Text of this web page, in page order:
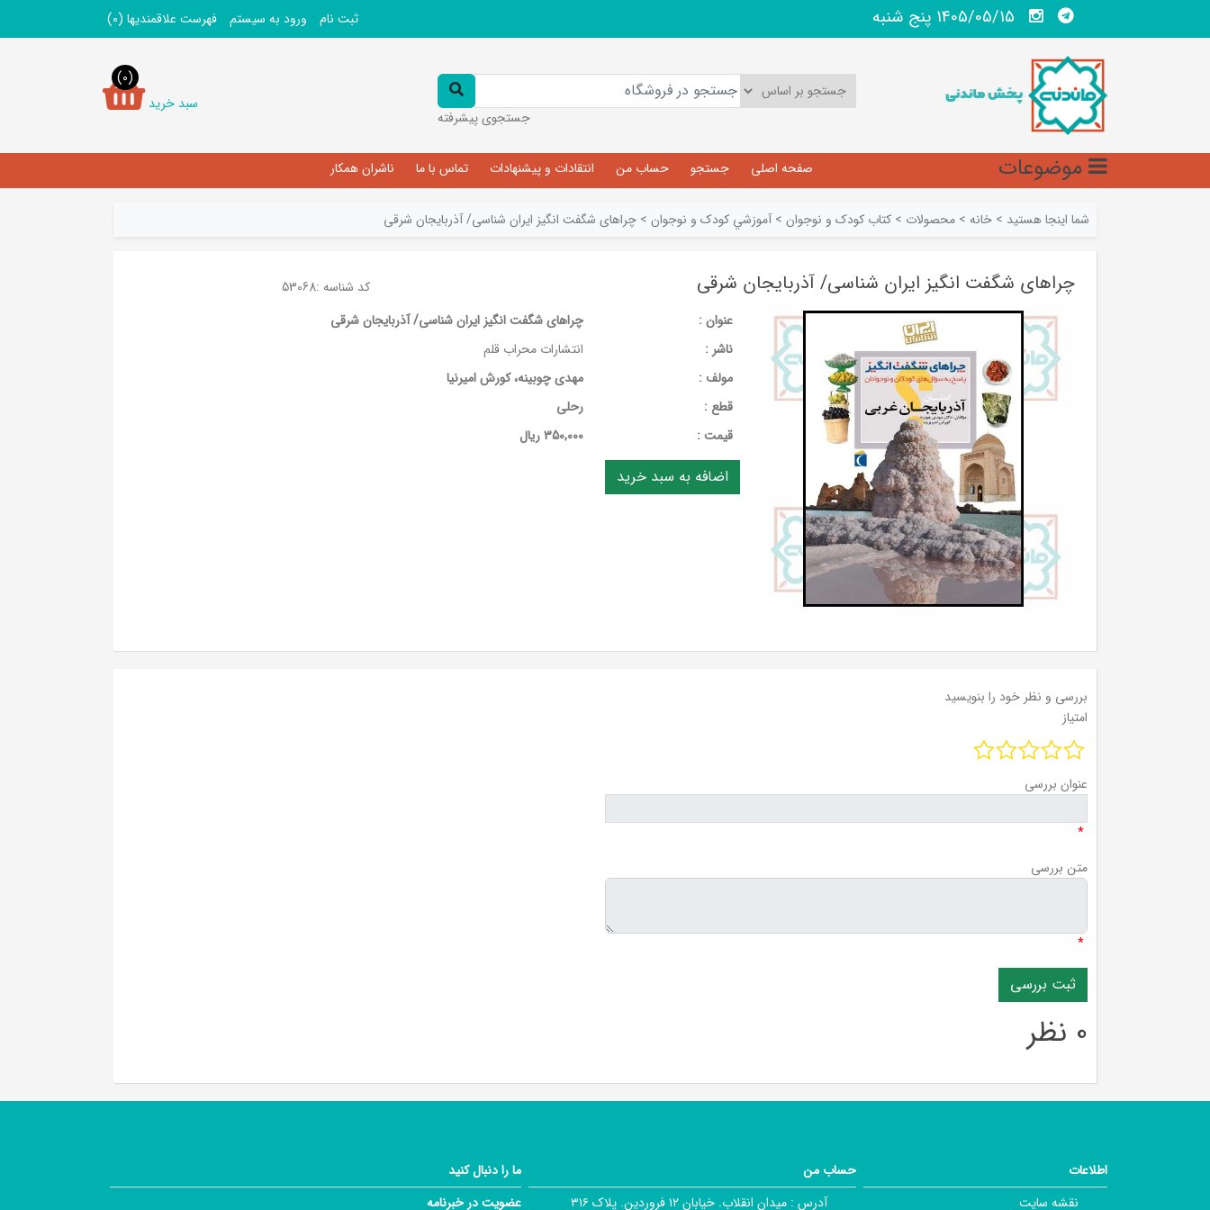
1405/05/15 پنج شنبه ثبت نام ورود به سیستم فهرست علاقمندیها (0)
جستجوی پیشرفته
سبد خرید
(0)
موضوعات صفحه اصلی جستجو حساب من انتقادات و پیشنهادات تماس با ما ناشران همکار
شما اینجا هستید > خانه > محصولات > کتاب کودک و نوجوان > آموزشي کودک و نوجوان > چراهای شگفت انگیز ایران شناسی/ آذربایجان شرقی
چراهای شگفت انگیز ایران شناسی/ آذربایجان شرقی کد شناسه :53068
عنوان :
چراهای شگفت انگیز ایران شناسی/ آذربایجان شرقی
ناشر :
انتشارات محراب قلم
مولف :
مهدی چوبینه، کورش امیرنیا
قطع :
رحلی
قيمت :
350,000 ریال
بررسی و نظر خود را بنویسید
امتیاز
عنوان بررسی
*
متن بررسی
*
0 نظر
اطلاعات
نقشه سایت
حساب من
آدرس : میدان انقلاب. خیابان ۱۲ فروردین. پلاک ۳۱۶
ما را دنبال کنید
عضویت در خبرنامه